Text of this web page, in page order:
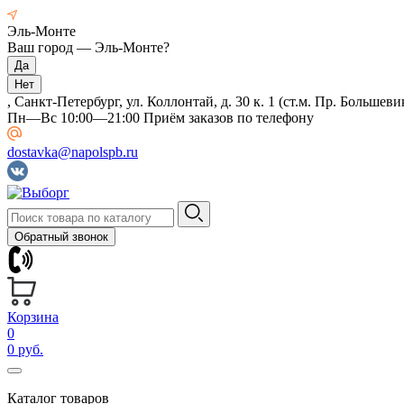
Эль-Монте
Ваш город — Эль-Монте?
, Санкт-Петербург, ул. Коллонтай, д. 30 к. 1 (ст.м. Пр.
Пн—Вс 10:00—21:00 Приём заказов по телефону
dostavka@napolspb.ru
Обратный звонок
Корзина
0
0 руб.
Каталог товаров